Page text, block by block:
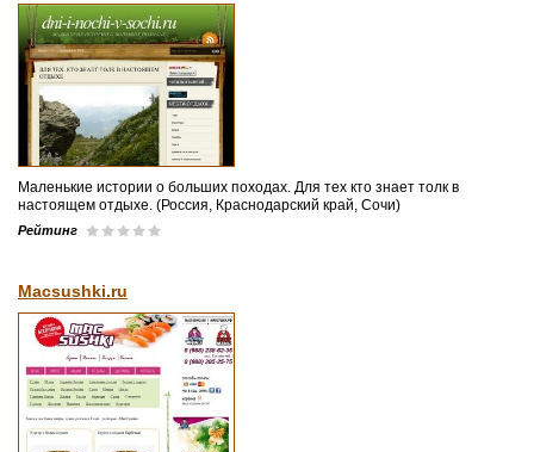
Маленькие истории о больших походах. Для тех кто знает толк в
настоящем отдыхе. (Россия, Краснодарский край, Сочи)
Рейтинг
Macsushki.ru